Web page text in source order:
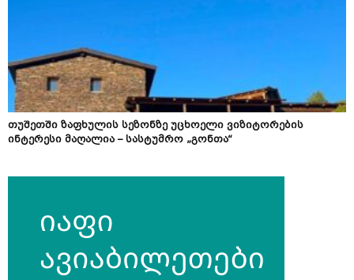
თუშეთში ზაფხულის სეზონზე უცხოელი ვიზიტორების
ინტერესი მაღალია – სასტუმრო „გონთა“